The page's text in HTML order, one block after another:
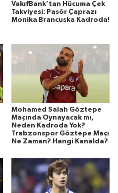
VakıfBank’tan Hücuma Çek
Takviyesi: Pasör Çaprazı
Monika Brancuska Kadroda!
Mohamed Salah Göztepe
Maçında Oynayacak mı,
Neden Kadroda Yok?
Trabzonspor Göztepe Maçı
Ne Zaman? Hangi Kanalda?